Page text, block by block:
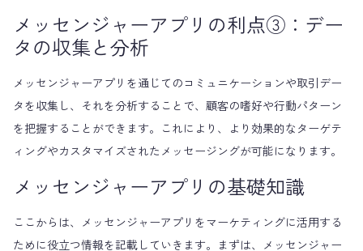
メッセンジャーアプリの利点③：デー
タの収集と分析
メッセンジャーアプリを通じてのコミュニケーションや取引デー
タを収集し、それを分析することで、顧客の嗜好や行動パターン
を把握することができます。これにより、より効果的なターゲテ
ィングやカスタマイズされたメッセージングが可能になります。
メッセンジャーアプリの基礎知識
ここからは、メッセンジャーアプリをマーケティングに活用する
ために役立つ情報を記載していきます。まずは、メッセンジャー